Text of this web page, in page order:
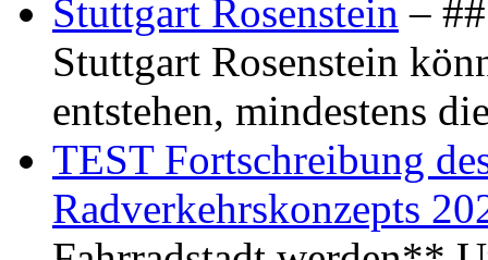
Stuttgart Rosenstein –
Stuttgart Rosenstein
entstehen, mindestens
TEST Fortschreibung
Radverkehrskonzepts